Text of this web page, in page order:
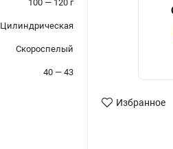
100 — 120 г
Цилиндрическая
Скороспелый
40 — 43
Избранное